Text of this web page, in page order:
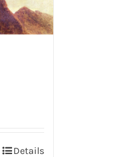
Details